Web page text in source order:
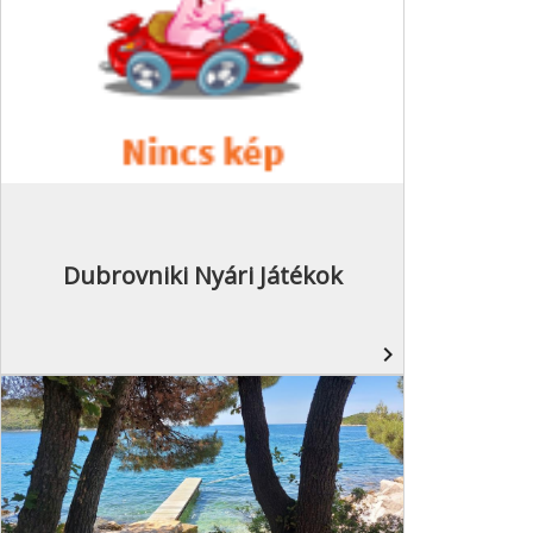
Dubrovniki Nyári Játékok
navigate_next